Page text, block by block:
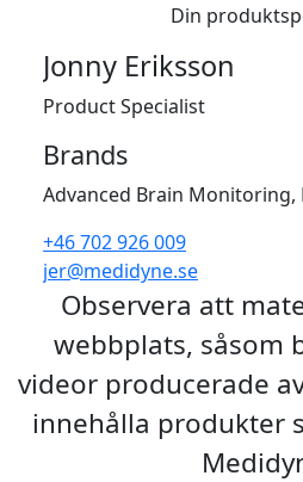
Din
Jonny Eriksson
Product Specialist
Brands
Advanced Brain Monitoring,
+46 702 926 009
jer@medidyne.se
Observera att
webbplats, såsom
videor producerade
innehålla produkter